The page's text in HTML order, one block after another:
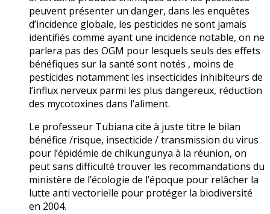
peuvent présenter un danger, dans les enquêtes
d’incidence globale, les pesticides ne sont jamais
identifiés comme ayant une incidence notable, on ne
parlera pas des OGM pour lesquels seuls des effets
bénéfiques sur la santé sont notés , moins de
pesticides notamment les insecticides inhibiteurs de
l’influx nerveux parmi les plus dangereux, réduction
des mycotoxines dans l’aliment.
Le professeur Tubiana cite à juste titre le bilan
bénéfice /risque, insecticide / transmission du virus
pour l’épidémie de chikungunya à la réunion, on
peut sans difficulté trouver les recommandations du
ministère de l’écologie de l’époque pour relâcher la
lutte anti vectorielle pour protéger la biodiversité
en 2004.